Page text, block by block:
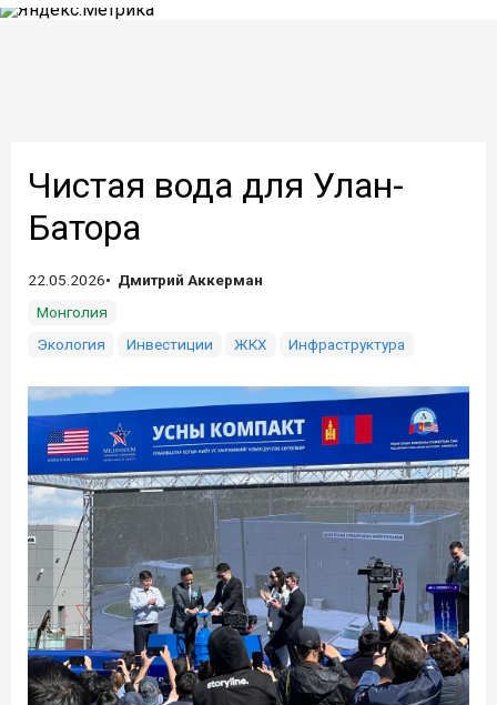
Чистая вода для Улан-
Батора
22.05.2026
Дмитрий Аккерман
Монголия
Экология
Инвестиции ЖКХ Инфраструктура